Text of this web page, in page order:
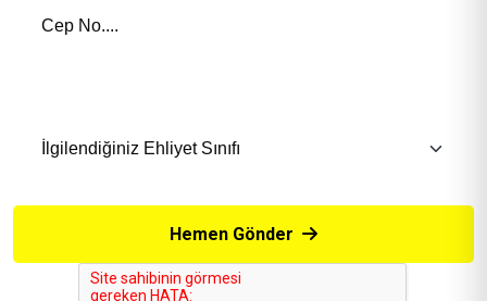
Hemen Gönder